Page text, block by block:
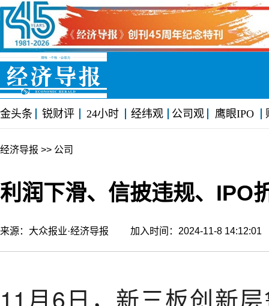
金头条 锐财评 24小时 经纬观 公司观 鹰眼IPO
经济导报 >> 公司
利润下滑、信披违规、
来源：大众报业·经济导报 加入时间：2024-11-8
11月6日，新三板创新